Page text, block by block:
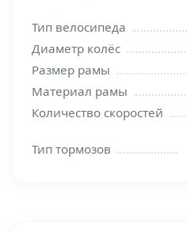
Тип велосипеда
Диаметр колёс
Размер рамы
Материал рамы
Количество скоростей
Тип тормозов